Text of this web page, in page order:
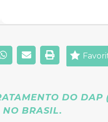
DO
NO BRASIL.